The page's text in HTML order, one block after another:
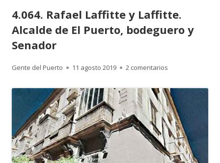
4.064. Rafael Laffitte y Laffitte.
Alcalde de El Puerto, bodeguero y
Senador
Autor
Gente del Puerto
Publicado
11 agosto 2019 2 comentarios